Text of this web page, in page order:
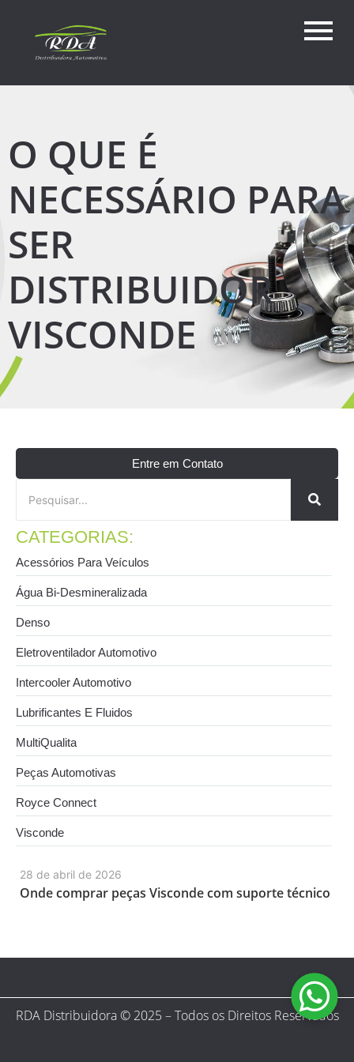
O QUE É
NECESSÁRIO PARA
SER
DISTRIBUIDOR
VISCONDE
28 de abril de 2026
Onde comprar peças Visconde com suporte técnico
Entre em Contato
CATEGORIAS:
Acessórios Para Veículos
Água Bi-Desmineralizada
Denso
Eletroventilador Automotivo
Intercooler Automotivo
Lubrificantes E Fluidos
MultiQualita
Peças Automotivas
Royce Connect
Visconde
RDA Distribuidora © 2025 – Todos os Direitos Reservados